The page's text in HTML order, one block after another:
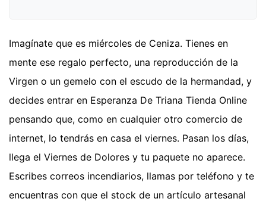
Imagínate que es miércoles de Ceniza. Tienes en
mente ese regalo perfecto, una reproducción de la
Virgen o un gemelo con el escudo de la hermandad, y
decides entrar en Esperanza De Triana Tienda Online
pensando que, como en cualquier otro comercio de
internet, lo tendrás en casa el viernes. Pasan los días,
llega el Viernes de Dolores y tu paquete no aparece.
Escribes correos incendiarios, llamas por teléfono y te
encuentras con que el stock de un artículo artesanal